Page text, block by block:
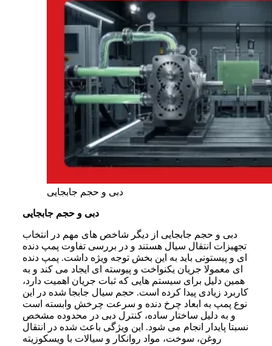
دبی و حجم جابجایی
دبی و حجم جابجایی
دبی و حجم جابجایی از دیگر شاخص های مهم در انتخاب
تجهیزات انتقال سیال هستند و در بررسی تفاوت پمپ دنده
ای و پیستونی باید به این بخش توجه ویژه داشت. پمپ دنده
ای معمولا جریان یکنواخت و پیوسته ای ایجاد می کند و به
همین دلیل برای سیستم هایی که ثبات جریان اهمیت دارد،
کاربرد زیادی پیدا کرده است. حجم سیال جابجا شده در این
نوع پمپ به ابعاد چرخ دنده و سرعت چرخش وابسته است
و به دلیل ساختار ساده، کنترل دبی در محدوده مشخص
نسبتا پایدار انجام می شود. این ویژگی باعث شده در انتقال
روغن، سوخت، مواد روانکار و سیالات با ویسکوزیته